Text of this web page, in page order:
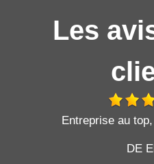
Les
Entreprise au
DE